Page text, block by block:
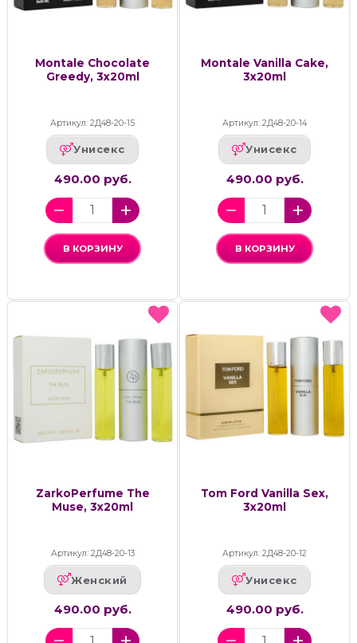
Montale Chocolate
Greedy, 3x20ml
Артикул: 2Д48-20-15
Унисекс
490.00 руб.
В КОРЗИНУ
Montale Vanilla Cake,
3x20ml
Артикул: 2Д48-20-14
Унисекс
490.00 руб.
В КОРЗИНУ
ZarkoPerfume The
Muse, 3x20ml
Артикул: 2Д48-20-13
Женский
490.00 руб.
Tom Ford Vanilla Sex,
3x20ml
Артикул: 2Д48-20-12
Унисекс
490.00 руб.